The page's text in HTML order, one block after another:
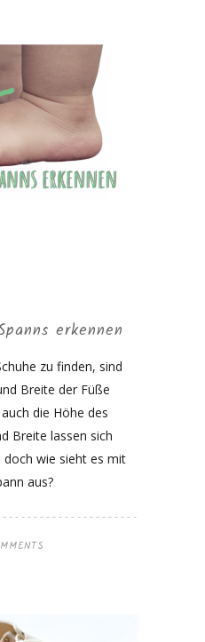
erkennen
zu finden, sind
Breite der Füße
die Höhe des
Breite lassen sich
doch wie sieht es mit
aus?